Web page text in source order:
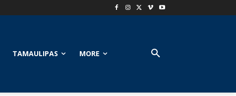
TAMAULIPAS MORE